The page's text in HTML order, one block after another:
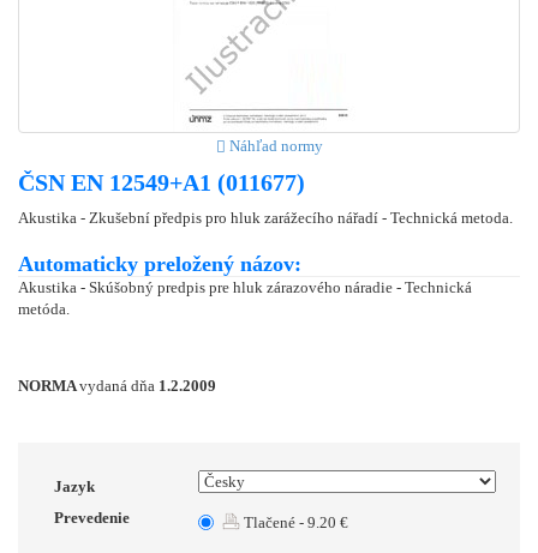
Náhľad normy
ČSN EN 12549+A1 (011677)
Akustika - Zkušební předpis pro hluk zarážecího nářadí - Technická metoda.
Automaticky preložený názov:
Akustika - Skúšobný predpis pre hluk zárazového náradie - Technická
metóda.
NORMAvydaná dňa 1.2.2009
Jazyk
Prevedenie
Tlačené - 9.20 €